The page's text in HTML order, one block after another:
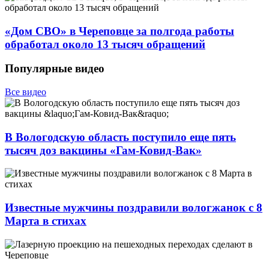
«Дом СВО» в Череповце за полгода работы
обработал около 13 тысяч обращений
Популярные видео
Все видео
В Вологодскую область поступило еще пять
тысяч доз вакцины «Гам-Ковид-Вак»
Известные мужчины поздравили вологжанок с 8
Марта в стихах